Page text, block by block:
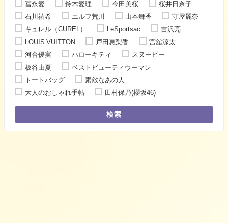
冨永愛
鈴木愛理 今田美桜
桜井日奈子
石川祐希
エルフ荒川 山本舞香
守屋麗奈
キュレル（CUREL）
LeSportsac
吉沢亮
LOUIS VUITTON
戸田恵梨香
宮舘涼太
河合優実
ハローキティ
スヌーピー
板谷由夏
ベストビューティウーマン
トートバッグ
素敵なあの人
大人のおしゃれ手帖
田村保乃(櫻坂46)
検索